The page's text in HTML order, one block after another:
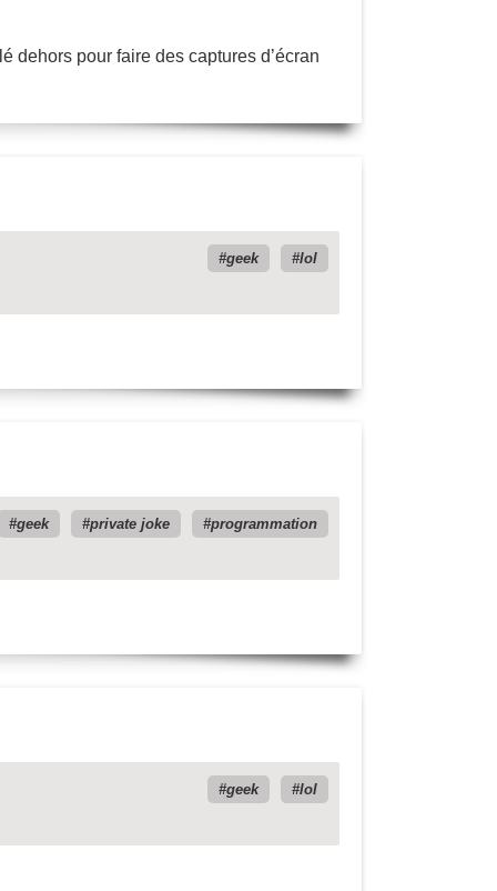
dehors pour faire des captures d’écran
geek lol
geek private joke programmation
geek lol